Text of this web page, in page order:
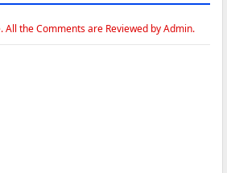
All the Comments are Reviewed by Admin.